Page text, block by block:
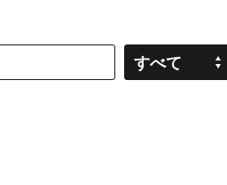
すべて